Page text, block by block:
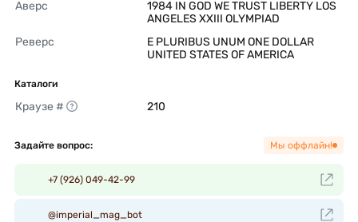
Аверс
1984 IN GOD WE TRUST LIBERTY LOS
ANGELES XXIII OLYMPIAD
Реверс
E PLURIBUS UNUM ONE DOLLAR
UNITED STATES OF AMERICA
Каталоги
Краузе # 210
Задайте вопрос: Мы оффлайн!
+7 (926) 049-42-99
@imperial_mag_bot